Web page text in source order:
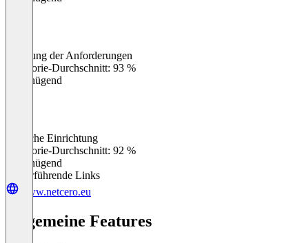
Erfüllung der Anforderungen
Kategorie-Durchschnitt: 93 %
Ungenügend
Einfache Einrichtung
Kategorie-Durchschnitt: 92 %
Ungenügend
Weiterführende Links
www.netcero.eu
Allgemeine Features